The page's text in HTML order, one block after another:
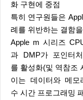
화 구현에 중점
특히 연구원들은
례를 위반하는 결함
Apple m 시리즈
과 DMP가 포인터
를 활성화(및 역참조
이는 데이터와 메
수 시간 프로그래밍